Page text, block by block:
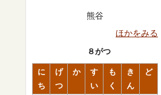
熊谷
ほかをみる
８がつ
に
ち
げ
つ
か
す
い
も
く
き
ん
ど